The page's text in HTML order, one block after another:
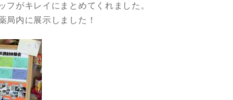
がキレイにまとめてくれました。
局内に展示しました！